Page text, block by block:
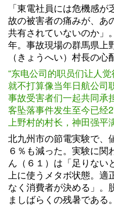
「東電社員には危機感
故の被害者の痛みが、あ
共有されていないのか」
年。事故現場の群馬県上
（きょうへい）村長の心
“东电公司的职员们让人
就不打算像当年日航公司
事故受害者们一起共同承
客坠落事件发生至今已经
上野村的村长，神田强平
北九州市の節電実験で、
６％も減った。実験に関
ん（６１）は「足りない
上に使うメタボ状態。
なく消費者が決める」。
ましばらくの残暑である。